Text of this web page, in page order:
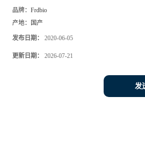
品牌： Frdbio
产地：
国产
发布日期： 2020-06-05
更新日期： 2026-07-21
发